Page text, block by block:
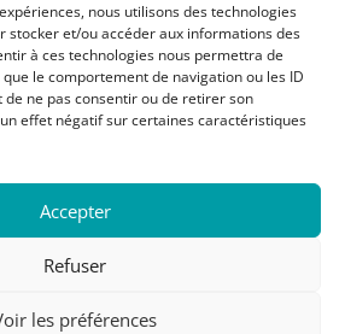
nous utilisons des technologies
stocker et/ou accéder aux informations des
à ces technologies nous permettra de
le comportement de navigation ou les ID
de ne pas consentir ou de retirer son
effet négatif sur certaines caractéristiques
Accepter
Refuser
les préférences
légales
Plan du site